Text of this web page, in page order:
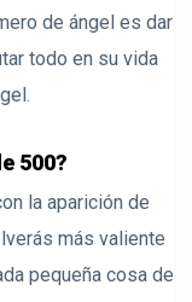
de ángel es dar
todo en su vida
500?
la aparición de
más valiente
pequeña cosa de